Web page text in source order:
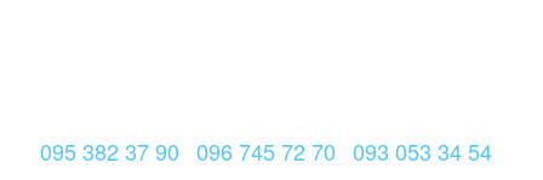
095 382 37 90 096 745 72 70 093 053 34 54